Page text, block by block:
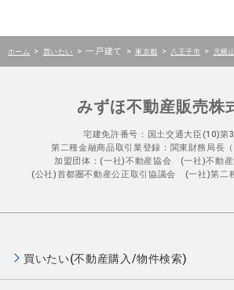
ホーム > 買いたい > 一戸建て > 東京都 > 八王子市 > 元横
みずほ不動産販売株
宅建免許番号：国土交通大臣(10)
第二種金融商品取引業登録：関東財務局長
加盟団体：(一社)不動産協会 (一社)不動
(公社)首都圏不動産公正取引協議会 (一社)第二
買いたい(不動産購入/物件検索)